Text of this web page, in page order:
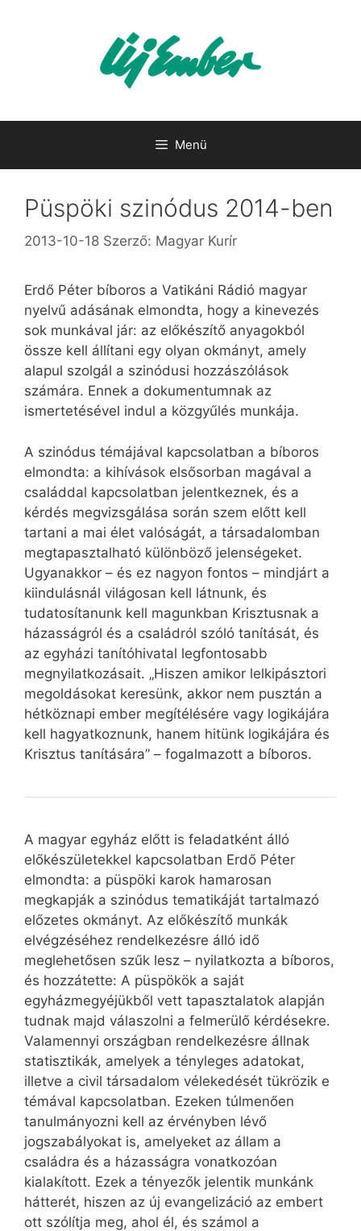
Menü
Püspöki szinódus 2014-ben
2013-10-18 Szerző: Magyar Kurír
Erdő Péter bíboros a Vatikáni Rádió magyar
nyelvű adásának elmondta, hogy a kinevezés
sok munkával jár: az előkészítő anyagokból
össze kell állítani egy olyan okmányt, amely
alapul szolgál a szinódusi hozzászólások
számára. Ennek a dokumentumnak az
ismertetésével indul a közgyűlés munkája.
A szinódus témájával kapcsolatban a bíboros
elmondta: a kihívások elsősorban magával a
családdal kapcsolatban jelentkeznek, és a
kérdés megvizsgálása során szem előtt kell
tartani a mai élet valóságát, a társadalomban
megtapasztalható különböző jelenségeket.
Ugyanakkor – és ez nagyon fontos – mindjárt a
kiindulásnál világosan kell látnunk, és
tudatosítanunk kell magunkban Krisztusnak a
házasságról és a családról szóló tanítását, és
az egyházi tanítóhivatal legfontosabb
megnyilatkozásait. „Hiszen amikor lelkipásztori
megoldásokat keresünk, akkor nem pusztán a
hétköznapi ember megítélésére vagy logikájára
kell hagyatkoznunk, hanem hitünk logikájára és
Krisztus tanítására” – fogalmazott a bíboros.
A magyar egyház előtt is feladatként álló
előkészületekkel kapcsolatban Erdő Péter
elmondta: a püspöki karok hamarosan
megkapják a szinódus tematikáját tartalmazó
előzetes okmányt. Az előkészítő munkák
elvégzéséhez rendelkezésre álló idő
meglehetősen szűk lesz – nyilatkozta a bíboros,
és hozzátette: A püspökök a saját
egyházmegyéjükből vett tapasztalatok alapján
tudnak majd válaszolni a felmerülő kérdésekre.
Valamennyi országban rendelkezésre állnak
statisztikák, amelyek a tényleges adatokat,
illetve a civil társadalom vélekedését tükrözik e
témával kapcsolatban. Ezeken túlmenően
tanulmányozni kell az érvényben lévő
jogszabályokat is, amelyeket az állam a
családra és a házasságra vonatkozóan
kialakított. Ezek a tényezők jelentik munkánk
hátterét, hiszen az új evangelizáció az embert
ott szólítja meg, ahol él, és számol a